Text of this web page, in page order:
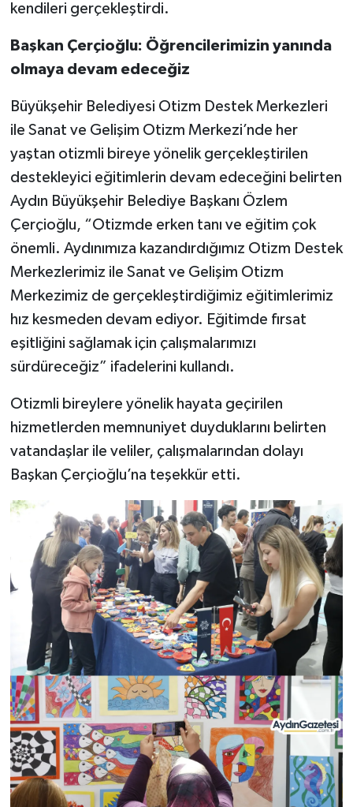
kendileri gerçekleştirdi.
Başkan Çerçioğlu: Öğrencilerimizin yanında
olmaya devam edeceğiz
Büyükşehir Belediyesi Otizm Destek Merkezleri
ile Sanat ve Gelişim Otizm Merkezi’nde her
yaştan otizmli bireye yönelik gerçekleştirilen
destekleyici eğitimlerin devam edeceğini belirten
Aydın Büyükşehir Belediye Başkanı Özlem
Çerçioğlu, “Otizmde erken tanı ve eğitim çok
önemli. Aydınımıza kazandırdığımız Otizm Destek
Merkezlerimiz ile Sanat ve Gelişim Otizm
Merkezimiz de gerçekleştirdiğimiz eğitimlerimiz
hız kesmeden devam ediyor. Eğitimde fırsat
eşitliğini sağlamak için çalışmalarımızı
sürdüreceğiz” ifadelerini kullandı.
Otizmli bireylere yönelik hayata geçirilen
hizmetlerden memnuniyet duyduklarını belirten
vatandaşlar ile veliler, çalışmalarından dolayı
Başkan Çerçioğlu’na teşekkür etti.